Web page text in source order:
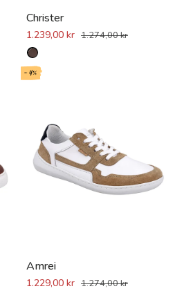
Christer
1.239,00 kr 1.274,00 kr
- 4%
Amrei
1.229,00 kr 1.274,00 kr